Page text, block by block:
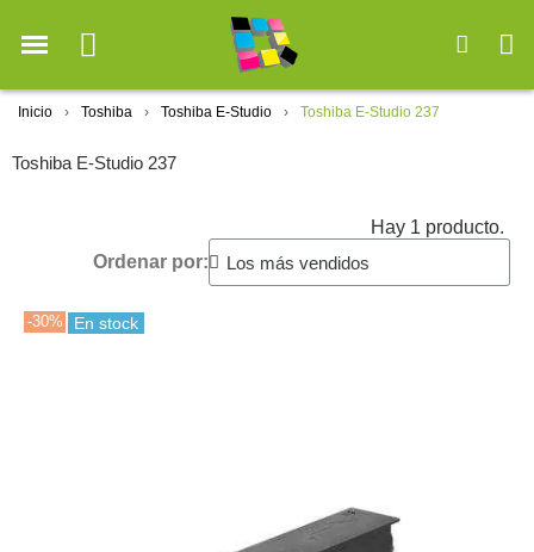
Inicio Toshiba Toshiba E-Studio Toshiba E-Studio 237
Toshiba E-Studio 237
Hay 1 producto.
Ordenar por:
-30% En stock